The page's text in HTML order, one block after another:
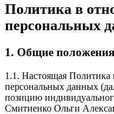
Политика в
персональных
1. Общие положения
1.1. Настоящая
персональных данных
позицию
Смитиенко Ольги